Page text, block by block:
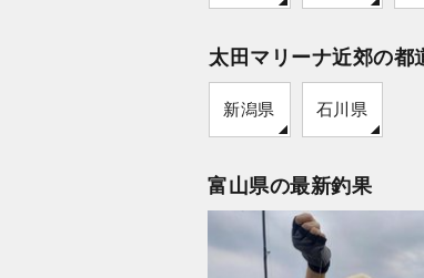
太田マリーナ近郊の都
新潟県 石川県
富山県の最新釣果